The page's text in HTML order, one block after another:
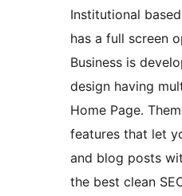
Institutional
has a full screen
Business is
design having
Home Page.
features that let
and blog posts
the best clean